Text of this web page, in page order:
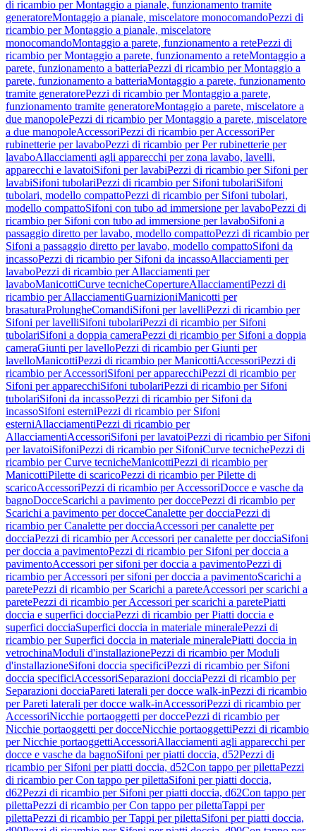
di ricambio per Montaggio a pianale, funzionamento tramite
generatoreMontaggio a pianale, miscelatore monocomandoPezzi di
ricambio per Montaggio a pianale, miscelatore
monocomandoMontaggio a parete, funzionamento a retePezzi di
ricambio per Montaggio a parete, funzionamento a reteMontaggio a
parete, funzionamento a batteriaPezzi di ricambio per Montaggio a
parete, funzionamento a batteriaMontaggio a parete, funzionamento
tramite generatorePezzi di ricambio per Montaggio a parete,
funzionamento tramite generatoreMontaggio a parete, miscelatore a
due manopolePezzi di ricambio per Montaggio a parete, miscelatore
a due manopoleAccessoriPezzi di ricambio per AccessoriPer
rubinetterie per lavaboPezzi di ricambio per Per rubinetterie per
lavaboAllacciamenti agli apparecchi per zona lavabo, lavelli,
apparecchi e lavatoiSifoni per lavabiPezzi di ricambio per Sifoni per
lavabiSifoni tubolariPezzi di ricambio per Sifoni tubolariSifoni
tubolari, modello compattoPezzi di ricambio per Sifoni tubolari,
modello compattoSifoni con tubo ad immersione per lavaboPezzi di
ricambio per Sifoni con tubo ad immersione per lavaboSifoni a
passaggio diretto per lavabo, modello compattoPezzi di ricambio per
Sifoni a passaggio diretto per lavabo, modello compattoSifoni da
incassoPezzi di ricambio per Sifoni da incassoAllacciamenti per
lavaboPezzi di ricambio per Allacciamenti per
lavaboManicottiCurve tecnicheCopertureAllacciamentiPezzi di
ricambio per AllacciamentiGuarnizioniManicotti per
brasaturaProlungheComandiSifoni per lavelliPezzi di ricambio per
Sifoni per lavelliSifoni tubolariPezzi di ricambio per Sifoni
tubolariSifoni a doppia cameraPezzi di ricambio per Sifoni a doppia
cameraGiunti per lavelloPezzi di ricambio per Giunti per
lavelloManicottiPezzi di ricambio per ManicottiAccessoriPezzi di
ricambio per AccessoriSifoni per apparecchiPezzi di ricambio per
Sifoni per apparecchiSifoni tubolariPezzi di ricambio per Sifoni
tubolariSifoni da incassoPezzi di ricambio per Sifoni da
incassoSifoni esterniPezzi di ricambio per Sifoni
esterniAllacciamentiPezzi di ricambio per
AllacciamentiAccessoriSifoni per lavatoiPezzi di ricambio per Sifoni
per lavatoiSifoniPezzi di ricambio per SifoniCurve tecnichePezzi di
ricambio per Curve tecnicheManicottiPezzi di ricambio per
ManicottiPilette di scaricoPezzi di ricambio per Pilette di
scaricoAccessoriPezzi di ricambio per AccessoriDocce e vasche da
bagnoDocceScarichi a pavimento per doccePezzi di ricambio per
Scarichi a pavimento per docceCanalette per docciaPezzi di
ricambio per Canalette per docciaAccessori per canalette per
docciaPezzi di ricambio per Accessori per canalette per docciaSifoni
per doccia a pavimentoPezzi di ricambio per Sifoni per doccia a
pavimentoAccessori per sifoni per doccia a pavimentoPezzi di
ricambio per Accessori per sifoni per doccia a pavimentoScarichi a
paretePezzi di ricambio per Scarichi a pareteAccessori per scarichi a
paretePezzi di ricambio per Accessori per scarichi a paretePiatti
doccia e superfici docciaPezzi di ricambio per Piatti doccia e
superfici docciaSuperfici doccia in materiale mineralePezzi di
ricambio per Superfici doccia in materiale mineralePiatti doccia in
vetrochinaModuli d'installazionePezzi di ricambio per Moduli
d'installazioneSifoni doccia specificiPezzi di ricambio per Sifoni
doccia specificiAccessoriSeparazioni docciaPezzi di ricambio per
Separazioni docciaPareti laterali per docce walk-inPezzi di ricambio
per Pareti laterali per docce walk-inAccessoriPezzi di ricambio per
AccessoriNicchie portaoggetti per doccePezzi di ricambio per
Nicchie portaoggetti per docceNicchie portaoggettiPezzi di ricambio
per Nicchie portaoggettiAccessoriAllacciamenti agli apparecchi per
docce e vasche da bagnoSifoni per piatti doccia, d52Pezzi di
ricambio per Sifoni per piatti doccia, d52Con tappo per pilettaPezzi
di ricambio per Con tappo per pilettaSifoni per piatti doccia,
d62Pezzi di ricambio per Sifoni per piatti doccia, d62Con tappo per
pilettaPezzi di ricambio per Con tappo per pilettaTappi per
pilettaPezzi di ricambio per Tappi per pilettaSifoni per piatti doccia,